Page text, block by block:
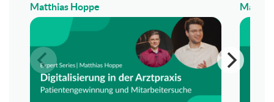
Matthias Hoppe